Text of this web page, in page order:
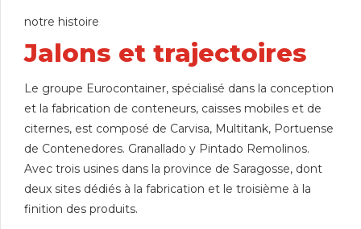
notre histoire
Jalons et trajectoires
Le groupe Eurocontainer, spécialisé dans la conception
et la fabrication de conteneurs, caisses mobiles et de
citernes, est composé de Carvisa, Multitank, Portuense
de Contenedores. Granallado y Pintado Remolinos.
Avec trois usines dans la province de Saragosse, dont
deux sites dédiés à la fabrication et le troisième à la
finition des produits.
0
1
2
3
4
0
1
0
1
2
3
4
5